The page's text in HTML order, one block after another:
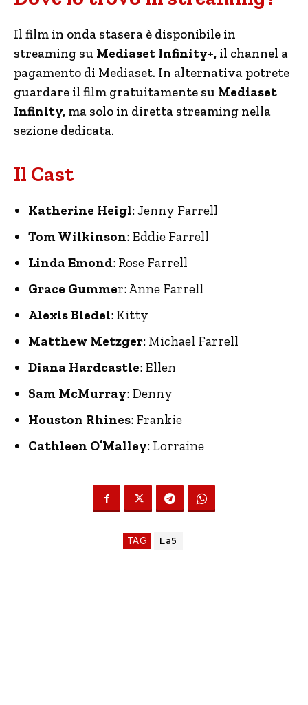
Il film in onda stasera è disponibile in
streaming su Mediaset Infinity+, il channel a
pagamento di Mediaset. In alternativa potrete
guardare il film gratuitamente su Mediaset
Infinity, ma solo in diretta streaming nella
sezione dedicata.
Il Cast
Katherine Heigl: Jenny Farrell
Tom Wilkinson: Eddie Farrell
Linda Emond: Rose Farrell
Grace Gummer: Anne Farrell
Alexis Bledel: Kitty
Matthew Metzger: Michael Farrell
Diana Hardcastle: Ellen
Sam McMurray: Denny
Houston Rhines: Frankie
Cathleen O’Malley: Lorraine
TAG La5